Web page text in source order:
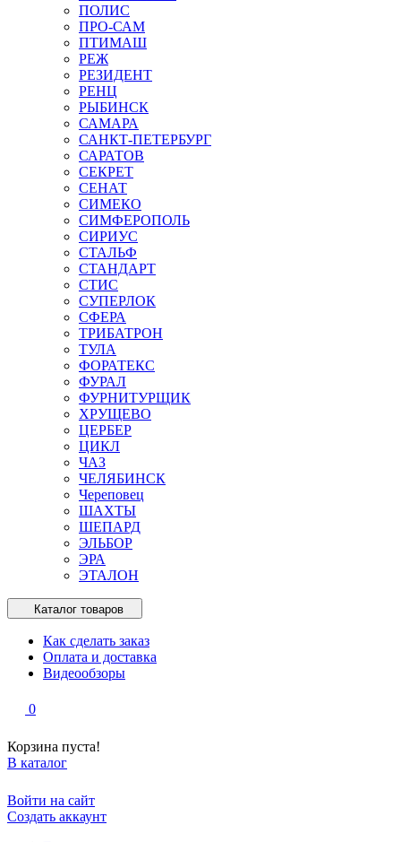
ПОЛИС
ПРО-САМ
ПТИМАШ
РЕЖ
РЕЗИДЕНТ
РЕНЦ
РЫБИНСК
САМАРА
САНКТ-ПЕТЕРБУРГ
САРАТОВ
СЕКРЕТ
СЕНАТ
СИМЕКО
СИМФЕРОПОЛЬ
СИРИУС
СТАЛЬФ
СТАНДАРТ
СТИС
СУПЕРЛОК
СФЕРА
ТРИБАТРОН
ТУЛА
ФОРАТЕКС
ФУРАЛ
ФУРНИТУРЩИК
ХРУЩЕВО
ЦЕРБЕР
ЦИКЛ
ЧАЗ
ЧЕЛЯБИНСК
Череповец
ШАХТЫ
ШЕПАРД
ЭЛЬБОР
ЭРА
ЭТАЛОН
Каталог товаров
Как сделать заказ
Оплата и доставка
Видеообзоры
0
Корзина пуста!
В каталог
Войти на сайт
Создать аккаунт